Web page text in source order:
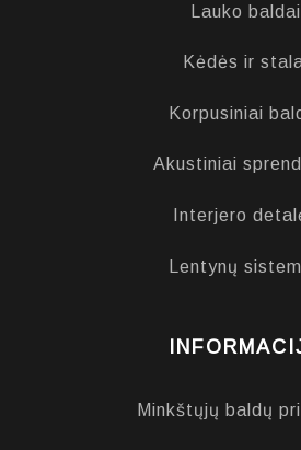
Lauko baldai
Kėdės ir
Korpusiniai
Akustiniai
Interjero
Lentynų
Minkštųjų baldų